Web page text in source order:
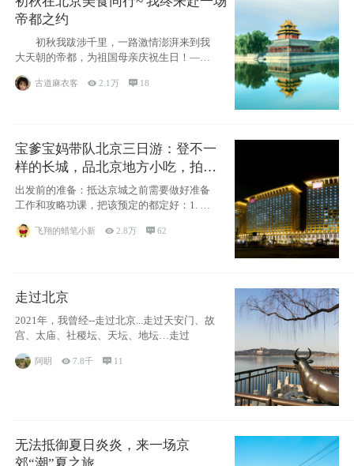
帝都之约
初秋我跋涉千里，一路激情澎湃来到我
大天朝的帝都，为祖国母亲庆祝生日！——
古道麻衣客 2.1万  18
宝爹宝妈带队北京三日游：登不一
样的长城，品北京地方小吃，拍盘
古七星夜景！
出发前的准备：抵达京城之前需要做好准备
工作和攻略功课，把该预定的都定好：1. 酒
飞翔的蜡笔小新 2.8万 62
走过北京
2021年，我曾经--走过北京...走过天安门、故
宫、太庙、社稷坛、天坛、地坛…走过
阿眀 7.8千  11
无法抵御夏日炎炎，来一场京